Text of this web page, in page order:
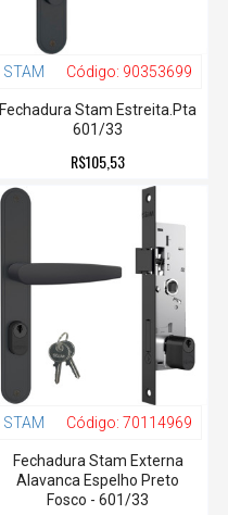
STAM Código: 90353699
Fechadura Stam Estreita.Pta
601/33
R$105,53
STAM Código: 70114969
Fechadura Stam Externa
Alavanca Espelho Preto
Fosco - 601/33